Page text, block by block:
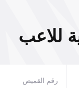
للاعب
رقم القميص